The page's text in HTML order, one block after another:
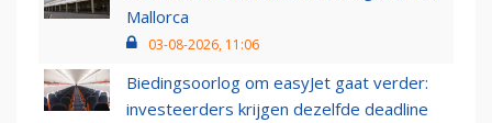
Mallorca
03-08-2026, 11:06
Biedingsoorlog om easyJet gaat verder:
investeerders krijgen dezelfde deadline